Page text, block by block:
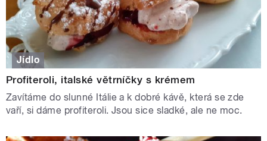
Jídlo
Profiteroli, italské větrníčky s krémem
Zavítáme do slunné Itálie a k dobré kávě, která se zde
vaří, si dáme profiteroli. Jsou sice sladké, ale ne moc.